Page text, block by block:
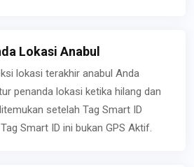
Lokasi Anabul
lokasi terakhir anabul Anda
penanda lokasi ketika hilang dan
setelah Tag Smart ID
Smart ID ini bukan GPS Aktif.